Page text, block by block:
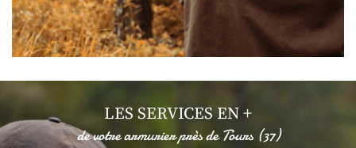
LES SERVICES EN +
de votre armurier près de Tours (37)